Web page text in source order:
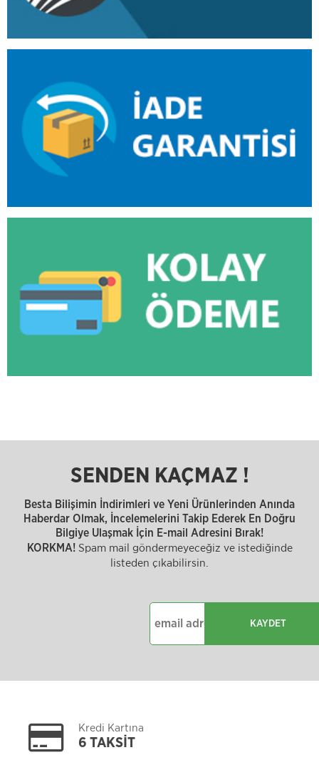
SENDEN KAÇMAZ !
Besta Bilişimin İndirimleri ve Yeni Ürünlerinden Anında
Haberdar Olmak, İncelemelerini Takip Ederek En Doğru
Bilgiye Ulaşmak İçin E-mail Adresini Bırak!
KORKMA! Spam mail göndermeyeceğiz ve istediğinde
listeden çıkabilirsin.
KAYDET
Kredi Kartına
6 TAKSİT